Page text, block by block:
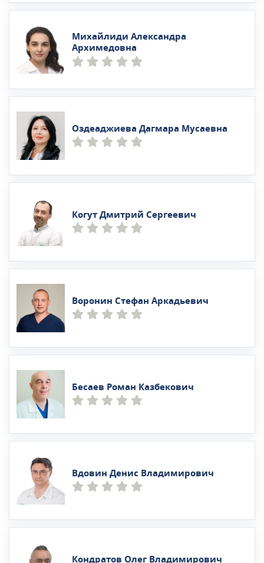
Михайлиди Александра
Архимедовна
Оздеаджиева Дагмара Мусаевна
Когут Дмитрий Сергеевич
Воронин Стефан Аркадьевич
Бесаев Роман Казбекович
Вдовин Денис Владимирович
Кондратов Олег Владимирович